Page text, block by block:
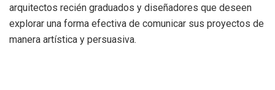
arquitectos recién graduados y diseñadores que deseen
explorar una forma efectiva de comunicar sus proyectos de
manera artística y persuasiva.